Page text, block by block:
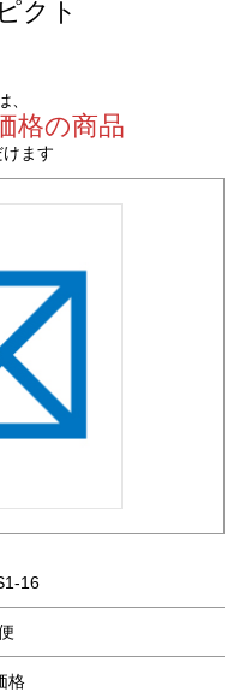
クト
、
格の商品
ます
16
格